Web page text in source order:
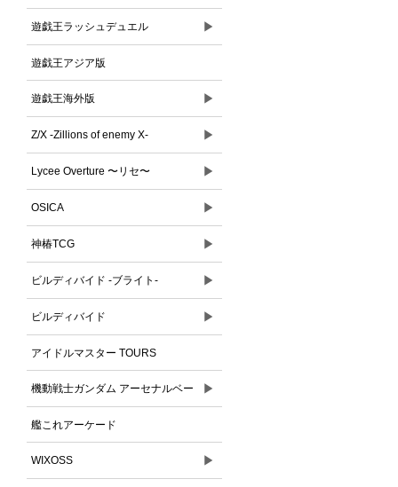
遊戯王ラッシュデュエル ▶
遊戯王アジア版
遊戯王海外版 ▶
Z/X -Zillions of enemy X- ▶
Lycee Overture 〜リセ〜 ▶
OSICA ▶
神椿TCG ▶
ビルディバイド -ブライト- ▶
ビルディバイド ▶
アイドルマスター TOURS
機動戦士ガンダム アーセナルベー
ス
▶
艦これアーケード
WIXOSS ▶